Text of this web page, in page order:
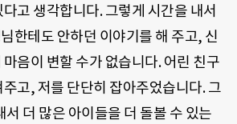
고 생각합니다. 그렇게 시간을 내서
한테도 안하던 이야기를 해 주고, 신
음이 변할 수가 없습니다. 어린 친구
고, 저를 단단히 잡아주었습니다. 그
서 더 많은 아이들을 더 돌볼 수 있는